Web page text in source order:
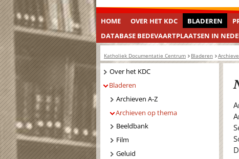
worden
toegestaan
geweigerd.
HOME OVER HET KDC BLADEREN
DATABASE BEDEVAARTPLAATSEN IN
Katholiek Documentatie Centrum Bladeren
Navigatie
Over het KDC
Bladeren
Archieven A-Z
Archieven op thema
Beeldbank
Film
Geluid